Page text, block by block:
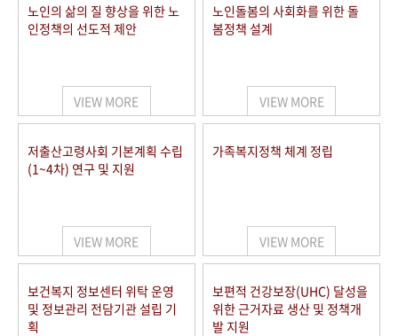
노인의 삶의 질 향상을 위한 노
인정책의 선도적 제안
VIEW MORE
노인돌봄의 사회화를 위한 돌
봄정책 설계
VIEW MORE
저출산고령사회 기본계획 수립
(1~4차) 연구 및 지원
VIEW MORE
가족복지정책 체계 정립
VIEW MORE
보건복지 정보센터 위탁 운영
및 정보관리 전담기관 설립 기
획
보편적 건강보장(UHC) 달성을
위한 근거자료 생산 및 정책개
발 지원